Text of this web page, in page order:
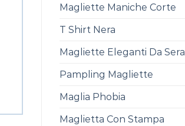
Magliette Maniche Corte
T Shirt Nera
Magliette Eleganti Da Sera
Pampling Magliette
Maglia Phobia
Maglietta Con Stampa